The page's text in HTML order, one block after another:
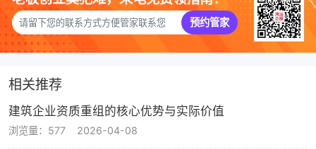
预约管家
相关推荐
建筑企业资质重组的核心优势与实际价值
浏览量：577 2026-04-08